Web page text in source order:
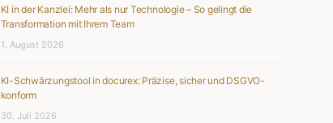
KI in der Kanzlei: Mehr als nur Technologie – So gelingt die
Transformation mit Ihrem Team
1. August 2026
KI-Schwärzungstool in docurex: Präzise, sicher und DSGVO-
konform
30. Juli 2026